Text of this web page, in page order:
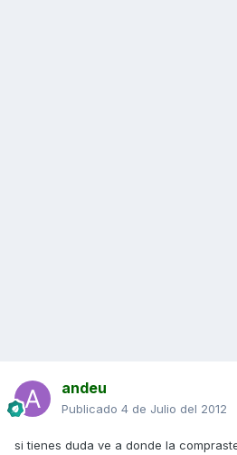
andeu
Publicado 4 de Julio del 2012
si tienes duda ve a donde la